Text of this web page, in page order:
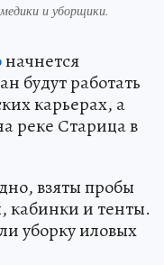
и уборщики.
начнется
будут работать
карьерах, а
реке Старица в
взяты пробы
кабинки и тенты.
уборку иловых